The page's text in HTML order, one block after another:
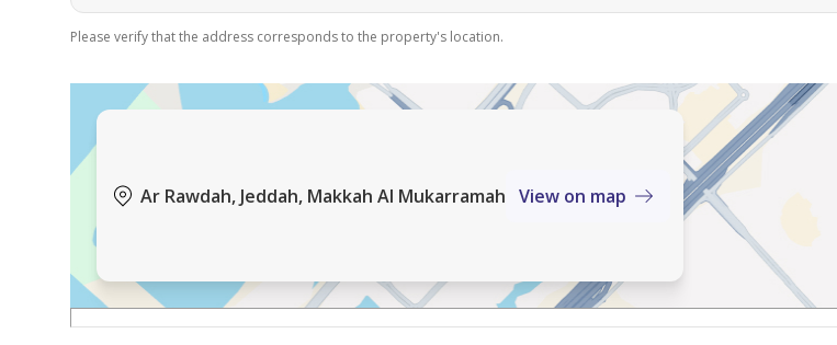
⸻
Please verify that the address corresponds to the property's location.
Ar Rawdah, Jeddah, Makkah Al Mukarramah View on map